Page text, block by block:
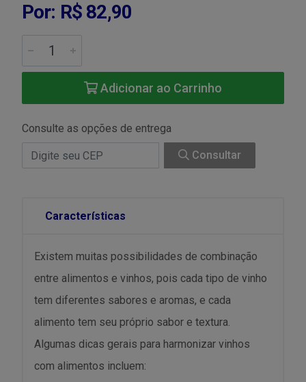
Por: R$ 82,90
Adicionar ao Carrinho
Consulte as opções de entrega
Consultar
Características
Existem muitas possibilidades de combinação
entre alimentos e vinhos, pois cada tipo de vinho
tem diferentes sabores e aromas, e cada
alimento tem seu próprio sabor e textura.
Algumas dicas gerais para harmonizar vinhos
com alimentos incluem: